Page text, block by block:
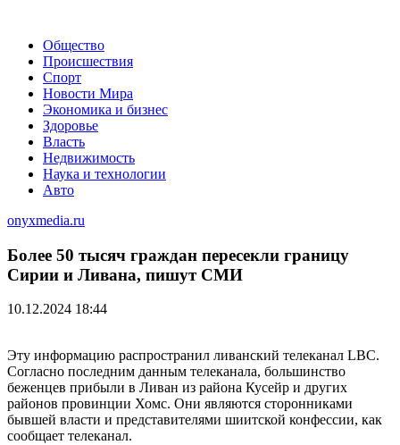
Общество
Происшествия
Спорт
Новости Мира
Экономика и бизнес
Здоровье
Власть
Недвижимость
Наука и технологии
Авто
onyxmedia.ru
Более 50 тысяч граждан пересекли границу
Сирии и Ливана, пишут СМИ
10.12.2024 18:44
Эту информацию распространил ливанский телеканал LBC.
Согласно последним данным телеканала, большинство
беженцев прибыли в Ливан из района Кусейр и других
районов провинции Хомс. Они являются сторонниками
бывшей власти и представителями шиитской конфессии, как
сообщает телеканал.